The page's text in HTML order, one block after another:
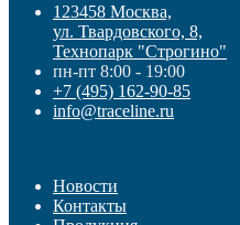
123458 Москва,
ул. Твардовского, 8,
Технопарк "Строгино"
пн-пт 8:00 - 19:00
+7 (495) 162-90-85
info@traceline.ru
Новости
Контакты